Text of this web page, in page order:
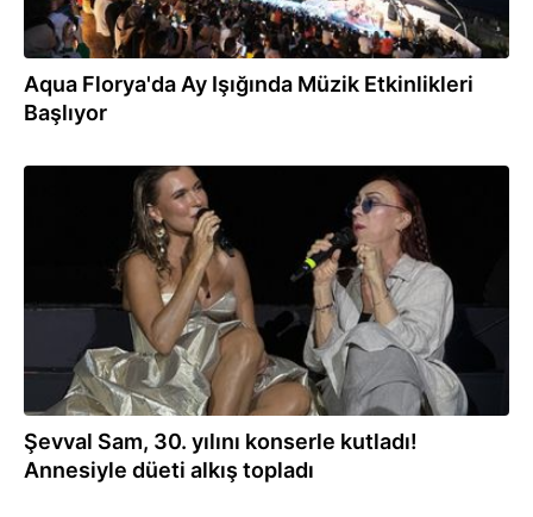
Aqua Florya'da Ay Işığında Müzik Etkinlikleri
Başlıyor
01.07.2024
Şevval Sam, 30. yılını konserle kutladı!
Annesiyle düeti alkış topladı